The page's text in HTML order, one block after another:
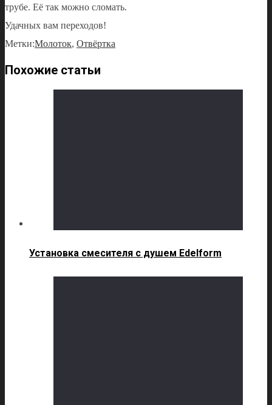
трубе. Её так можно сломать.
Удачных вам переходов!
Метки:Молоток, Отвёртка
Похожие статьи
Установка смесителя с душем Edelform